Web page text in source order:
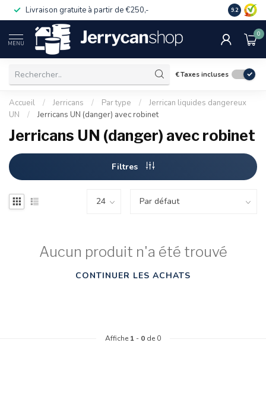
Livraison gratuite à partir de €250,- 9.2
MENU
0
€Taxes incluses
Accueil / Jerricans / Par type /
Jerrican liquides dangereux
UN
/ Jerricans UN (danger) avec robinet
Jerricans UN (danger) avec robinet
Filtres
Aucun produit n'a été trouvé
CONTINUER LES ACHATS
Affiche 1 - 0 de 0